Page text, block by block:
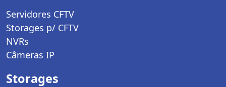
Servidores CFTV
Storages p/ CFTV
NVRs
Câmeras IP
Storages